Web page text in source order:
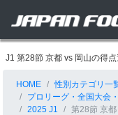
J1 第28節 京都 vs 岡山の得
HOME 性別カテゴリ一
プロリーグ・全国大会
2025 J1
第28節 京都